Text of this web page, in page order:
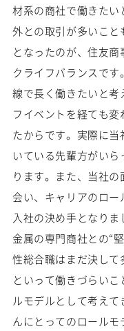
材系の商社で働きた
外との取引が多いこ
となったのが、住友
クライフバランスで
線で長く働きたいと
フイベントを経ても
たからです。実際に
いている先輩方がい
ります。また、当社
会い、キャリアのロ
入社の決め手となりま
金属の専門商社との“
性総合職はまだ決し
といって働きづらい
ルモデルとして考え
んにとってのロール